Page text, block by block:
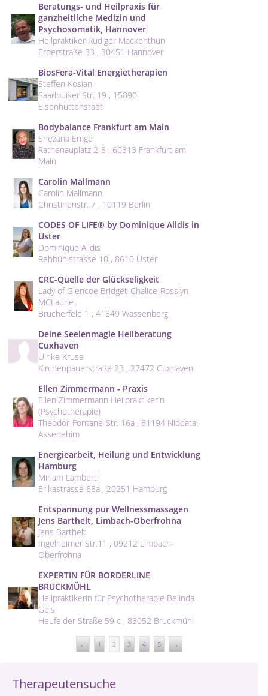
Therapeutensuche
Beratungs- und Heilpraxis für
ganzheitliche Medizin und
Psychosomatik, Hannover
Heilpraktiker Rüdiger Mackenthun
Erderstraße 33 , 30451 Hannover
BiosFera-Vital Energietherapien
Steffen Kosian
Saarlouiser Str. 19 , 15890
Eisenhüttenstadt
Bodybalance Frankfurt am Main
Snezana Emge
Rathenauplatz 2-8 , 60313 Frankfurt am
Main
Carolin Mallmann
Carolin Mallmann
Christinenstr. 7 , 10119 Berlin
CODES OF LIFE® by Dominique Alldis in
Uster
Dominique Alldis
Rehbühlstrasse 10 , 8610 Uster
CRC-Quelle der Glückseligkeit
Lady of Glencoe Bridget-Chalice-Rosslyn
MCLaurie
Brucherfeld 1 , 41849 Wassenberg
Deine Seelenmagie Heilberatung
Cuxhaven
Ulrike Kruse
Kirchenpauerstraße 23 , 27472 Cuxhaven
Ellen Zimmermann - Praxis
Ellen Zimmermann Heilpraktikerin
(Psychotherapie)
Theodor-Fontane-Str. 16a , 61194 Niddatal-
Assenehim
Energiearbeit, Heilung und Entwicklung
Hamburg
Miriam Lamberti
Erikastrasse 68a , 20251 Hamburg
Entspannung pur Wellnessmassagen
Jens Barthelt, Limbach-Oberfrohna
Jens Barthelt
Ingelheimer Str.11 , 09212 Limbach-
Oberfrohna
EXPERTIN FÜR BORDERLINE
BRUCKMÜHL
Heilpraktikerin für Psychotherapie Belinda
Geis
Heufelder Straße 59 c , 83052 Bruckmühl
← 1 2 3 4 5 →